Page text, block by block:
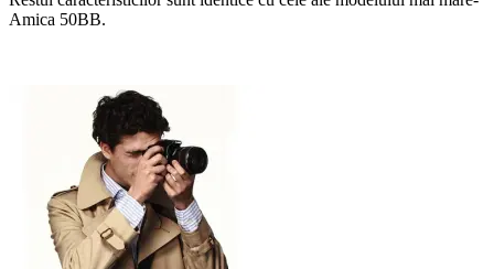
Amica 50BB.